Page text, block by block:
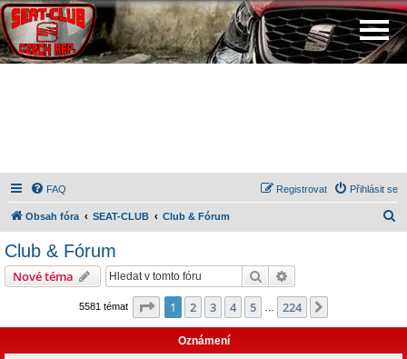
FAQ Přihlásit se
Registrovat
Obsah fóra SEAT-CLUB Club & Fórum
Club & Fórum
Nové téma Hledat
5581 témat Stránka z 224
1 2 3 4 5 224
Oznámení